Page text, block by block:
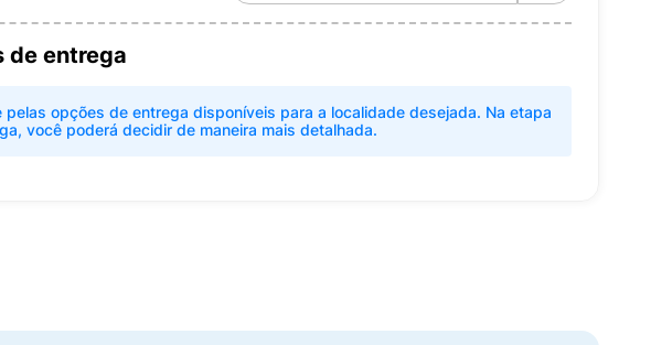
de entrega
pelas opções de entrega disponíveis para a localidade desejada. Na etapa
você poderá decidir de maneira mais detalhada.